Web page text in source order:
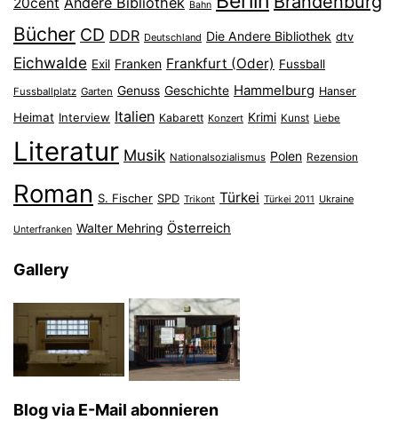
Bahn
Bücher CD DDR Deutschland Die Andere Bibliothek dtv
Eichwalde Exil Franken Frankfurt (Oder) Fussball
Fussballplatz Garten Genuss Geschichte Hammelburg Hanser
Heimat Interview Italien Kabarett Konzert Krimi Kunst Liebe
Literatur Musik Nationalsozialismus Polen Rezension
Roman S. Fischer SPD Trikont Türkei Türkei 2011 Ukraine
Unterfranken Walter Mehring Österreich
Gallery
Blog via E-Mail abonnieren